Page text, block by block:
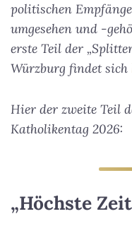
politischen
umgesehen und -
erste Teil der
Würzburg findet sich
Hier der zweite Teil
Katholikentag 2026:
„Höchste